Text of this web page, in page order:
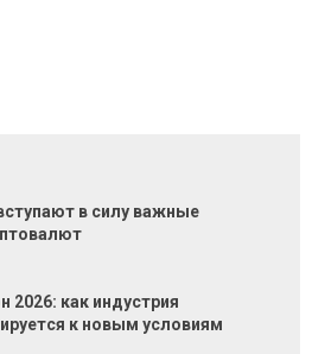
в силу важные
2026: как индустрия
к новым условиям